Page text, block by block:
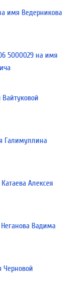
имя Ведерникова
5000029 на имя
Галимуллина
Алексея
Вадима
Черновой